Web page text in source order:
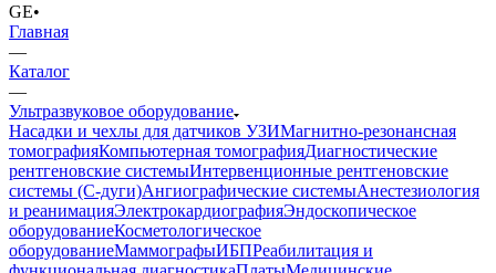
GE•
Главная
—
Каталог
—
Ультразвуковое оборудование
Насадки и чехлы для датчиков УЗИМагнитно-резонансная
томографияКомпьютерная томографияДиагностические
рентгеновские системыИнтервенционные рентгеновские
системы (С-дуги)Ангиографические системыАнестезиология
и реанимацияЭлектрокардиографияЭндоскопическое
оборудованиеКосметологическое
оборудованиеМаммографыИБПРеабилитация и